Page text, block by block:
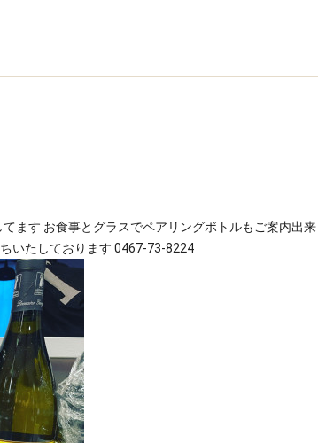
ます お食事とグラスでペアリングボトルもご案内出
たしております 0467-73-8224